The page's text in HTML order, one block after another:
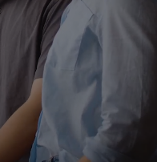
kultur
in i
sig hemma.
som
nära till hands